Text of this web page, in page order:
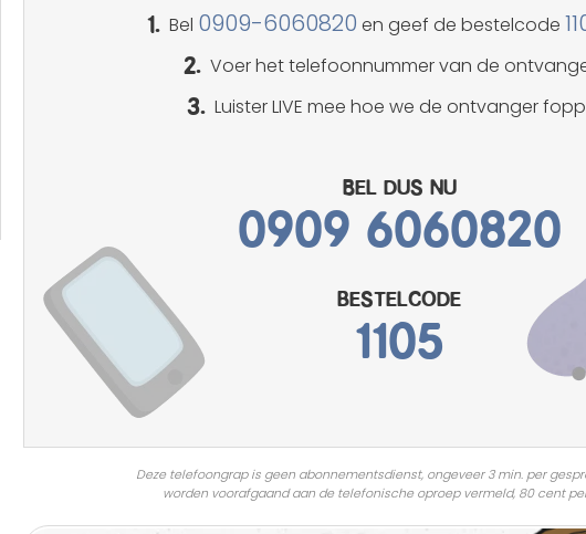
Mannen grappen
Sex grappen
Vrouwen grappen
1. Bel 0909-6060820 en geef de bestelcode
2. Voer het telefoonnummer van de
3. Luister LIVE mee hoe we de ontvanger
Bel dus nu
0909 6060820
bestelcode
1105
Deze telefoongrap is geen abonnementsdienst, ongeveer 3 min. per
worden voorafgaand aan de telefonische oproep vermeld, 80 cent